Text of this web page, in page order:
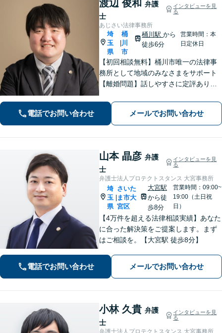
渡辺 俊和 弁護
士
インタビューを見
る
あじさい法律事務所
埼
玉
県
桶
川
市
桶川駅から
徒歩6分
営業時間：本
日定休日
【初回相談無料】桶川市唯一の法律事
務所として地域のみなさまをサポート
【離婚問題】話しやすさに定評あり！1
イス【インターネット】スピーディー
な対応で円滑な解決を目指します【桶
川駅6分】【オンライン相談OK】
電話でお問い合わせ メールでお問い合わせ
山本 晶彦 弁護
士
インタビューを見
る
弁護士法人プロテクトスタンス 大宮事務所
埼
玉
県
さいた
ま市大
宮区
大宮駅
から徒
歩8分
営業時間：09:00~
19:00（土日祝
日）
【4万件を超える法律相談実績】あなた
に合った解決策をご提案します。まず
はご相談を。【大宮駅 徒歩8分】
電話でお問い合わせ メールでお問い合わせ
小林 久貴 弁護
士
インタビューを見
る
弁護士法人プロテクトスタンス 大宮事務所